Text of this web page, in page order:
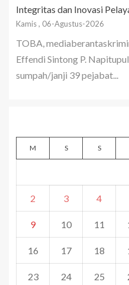
Integritas dan Inovasi
Kamis , 06-Agustus-2026
TOBA,
Effendi Sintong P.
sumpah/janji 39 pejabat...
M S S
2 3 4
9 10 11
16 17 18
23 24 25